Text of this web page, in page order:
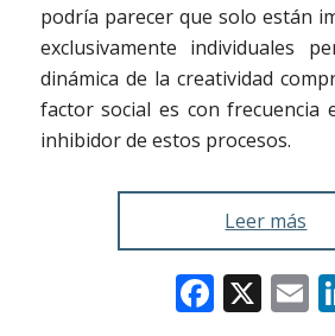
podría parecer que solo están
exclusivamente individuales
dinámica de la creatividad
factor social es con frecuencia
inhibidor de estos procesos.
Leer más
X